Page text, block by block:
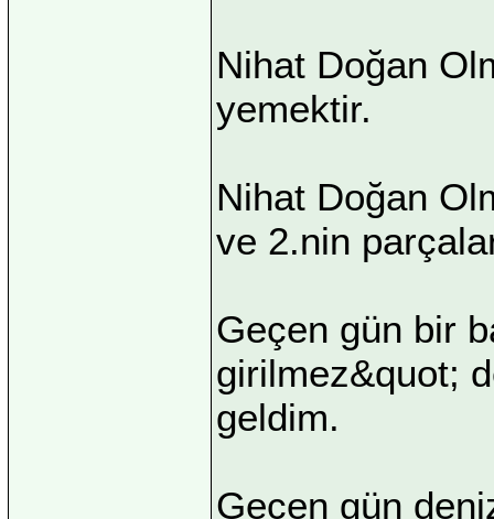
Nihat Doğan
yemektir.
Nihat Doğan
ve 2.nin
Geçen gün bir
girilmez&quot;
geldim.
Geçen gün